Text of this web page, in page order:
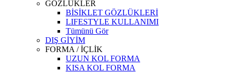
GÖZLÜKLER
BİSİKLET GÖZLÜKLERİ
LIFESTYLE KULLANIMI
Tümünü Gör
DIŞ GİYİM
FORMA / İÇLİK
UZUN KOL FORMA
KISA KOL FORMA